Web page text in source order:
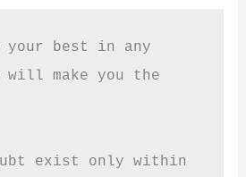
best in any
will make you the
exist only within